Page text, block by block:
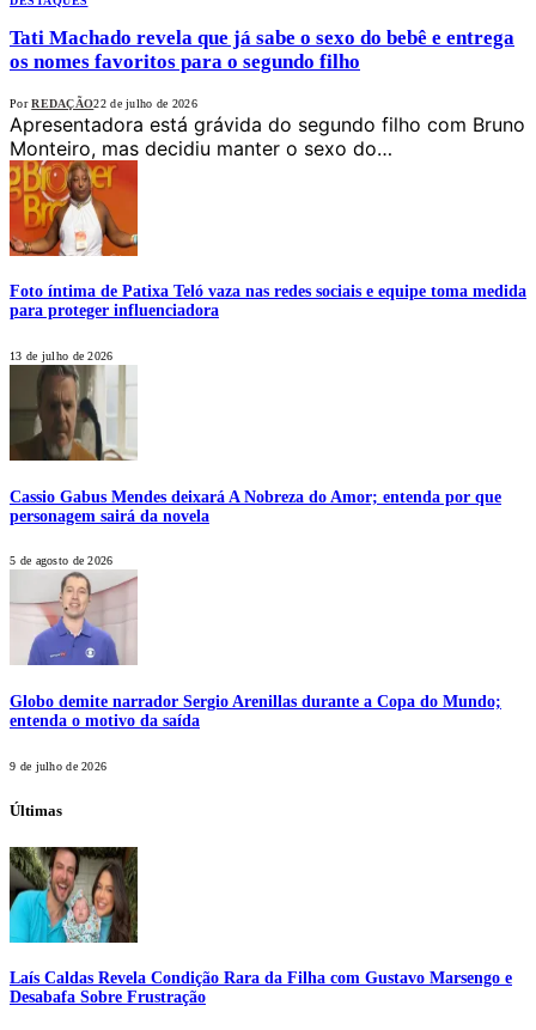
Tati Machado revela que já sabe o sexo do bebê e entrega
os nomes favoritos para o segundo filho
Por REDAÇÃO22 de julho de 2026
Apresentadora está grávida do segundo filho com Bruno
Monteiro, mas decidiu manter o sexo do…
Foto íntima de Patixa Teló vaza nas redes sociais e equipe toma medida
para proteger influenciadora
13 de julho de 2026
Cassio Gabus Mendes deixará A Nobreza do Amor; entenda por que
personagem sairá da novela
5 de agosto de 2026
Globo demite narrador Sergio Arenillas durante a Copa do Mundo;
entenda o motivo da saída
9 de julho de 2026
Últimas
Laís Caldas Revela Condição Rara da Filha com Gustavo Marsengo e
Desabafa Sobre Frustração